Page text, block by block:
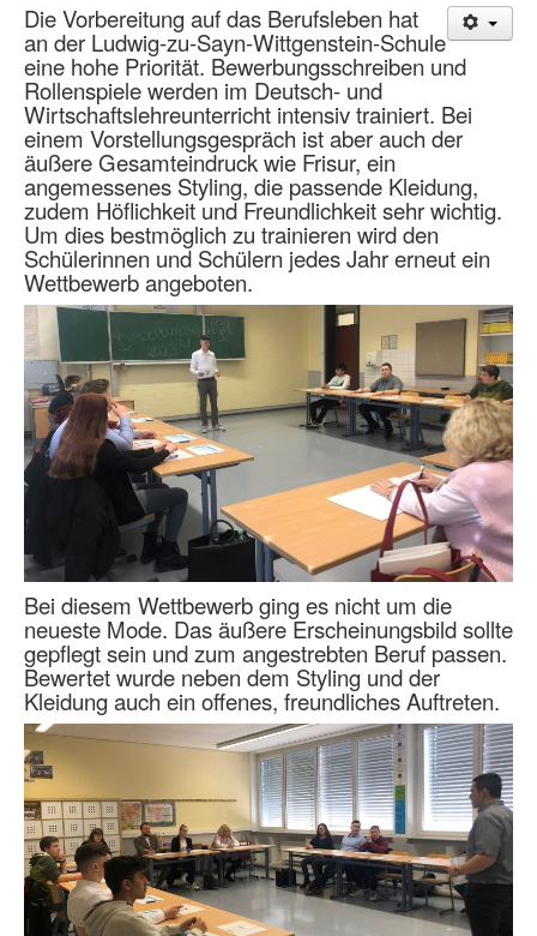
Die Vorbereitung auf das Berufsleben hat
an der Ludwig-zu-Sayn-Wittgenstein-Schule
eine hohe Priorität. Bewerbungsschreiben und
Rollenspiele werden im Deutsch- und
Wirtschaftslehreunterricht intensiv trainiert. Bei
einem Vorstellungsgespräch ist aber auch der
äußere Gesamteindruck wie Frisur, ein
angemessenes Styling, die passende Kleidung,
zudem Höflichkeit und Freundlichkeit sehr wichtig.
Um dies bestmöglich zu trainieren wird den
Schülerinnen und Schülern jedes Jahr erneut ein
Wettbewerb angeboten.
Bei diesem Wettbewerb ging es nicht um die
neueste Mode. Das äußere Erscheinungsbild sollte
gepflegt sein und zum angestrebten Beruf passen.
Bewertet wurde neben dem Styling und der
Kleidung auch ein offenes, freundliches Auftreten.